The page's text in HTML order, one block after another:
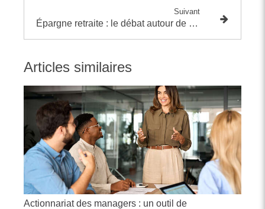
Suivant
Épargne retraite : le débat autour de l'imposition du Private Equity
Articles similaires
Actionnariat des managers : un outil de